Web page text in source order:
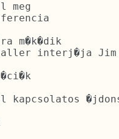
meg
m�k�dik
interj�ja Jim
kapcsolatos